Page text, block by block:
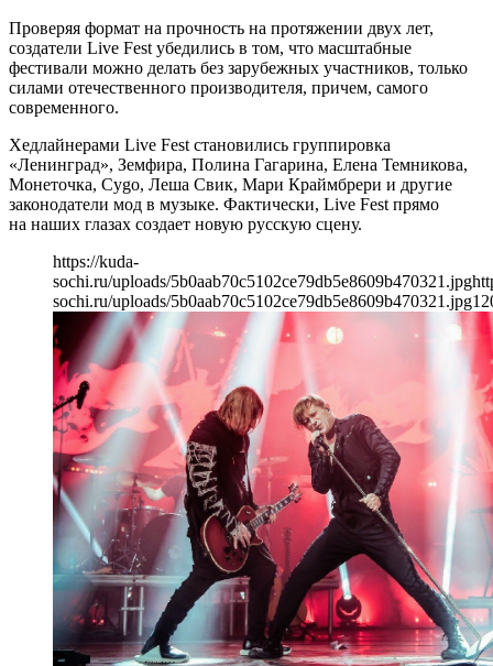
Проверяя формат на прочность на протяжении двух лет,
создатели Live Fest убедились в том, что масштабные
фестивали можно делать без зарубежных участников, только
силами отечественного производителя, причем, самого
современного.
Хедлайнерами Live Fest становились группировка
«Ленинград», Земфира, Полина Гагарина, Елена Темникова,
Монеточка, Cygo, Леша Свик, Мари Краймбрери и другие
законодатели мод в музыке. Фактически, Live Fest прямо
на наших глазах создает новую русскую сцену.
https://kuda-
sochi.ru/uploads/5b0aab70c5102ce79db5e8609b470321.jpg
sochi.ru/uploads/5b0aab70c5102ce79db5e8609b470321.jpg